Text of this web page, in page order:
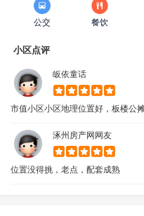
公交 餐饮
小区点评
皈依童话
市值小区小区地理位置好，板楼公
涿州房产网网友
位置没得挑，老点，配套成熟